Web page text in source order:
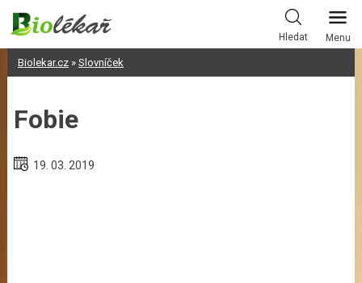
Skip
content
Hledat Menu
Biolekar.cz» Slovníček
Fobie
19. 03. 2019